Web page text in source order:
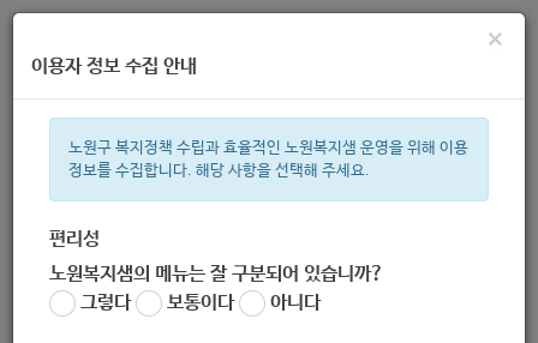
주간 인기검색어
한눈으로 보는 복지 정보
×
이용자 정보 수집 안내
노원구 복지정책 수립과 효율적인 노원복지샘 운영을 위해 이용
정보를 수집합니다. 해당 사항을 선택해 주세요.
편리성
노원복지샘의 메뉴는 잘 구분되어 있습니까?
그렇다
보통이다 아니다